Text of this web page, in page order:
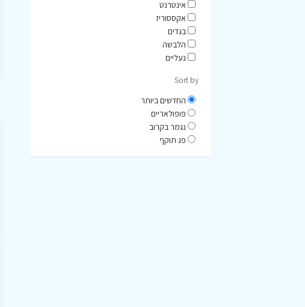
אינטרנט
אקססוריז
בגדים
הלבשה
נעליים
Sort by
החדשים ביותר
פופולאריים
נגמר בקרוב
פג תוקף